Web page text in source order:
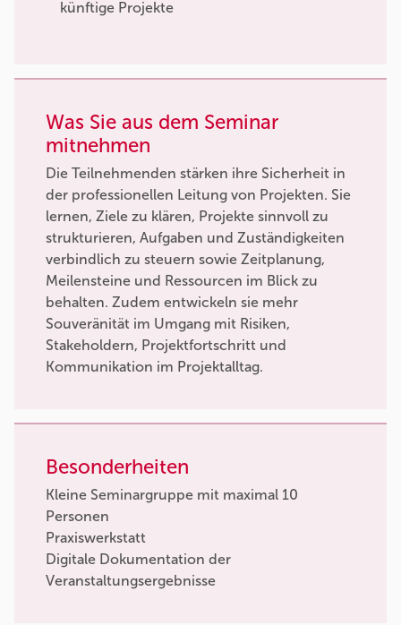
künftige Projekte
Was Sie aus dem Seminar
mitnehmen
Die Teilnehmenden stärken ihre Sicherheit in
der professionellen Leitung von Projekten. Sie
lernen, Ziele zu klären, Projekte sinnvoll zu
strukturieren, Aufgaben und Zuständigkeiten
verbindlich zu steuern sowie Zeitplanung,
Meilensteine und Ressourcen im Blick zu
behalten. Zudem entwickeln sie mehr
Souveränität im Umgang mit Risiken,
Stakeholdern, Projektfortschritt und
Kommunikation im Projektalltag.
Besonderheiten
Kleine Seminargruppe mit maximal 10
Personen
Praxiswerkstatt
Digitale Dokumentation der
Veranstaltungsergebnisse